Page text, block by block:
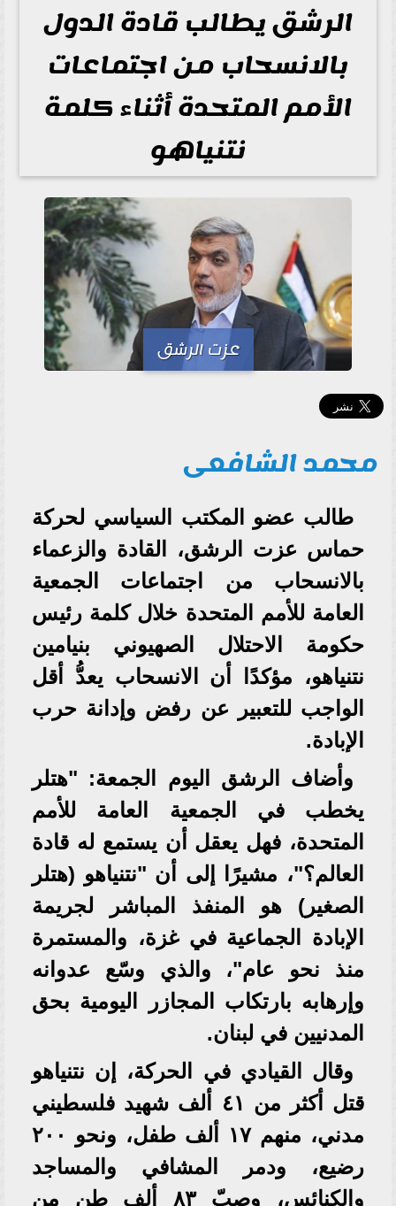
الرشق يطالب قادة الدول
بالانسحاب من اجتماعات
الأمم المتحدة أثناء كلمة
نتنياهو
عزت الرشق
محمد الشافعى
طالب عضو المكتب السياسي لحركة
حماس عزت الرشق، القادة والزعماء
بالانسحاب من اجتماعات الجمعية
العامة للأمم المتحدة خلال كلمة رئيس
حكومة الاحتلال الصهيوني بنيامين
نتنياهو، مؤكدًا أن الانسحاب يعدُّ أقل
الواجب للتعبير عن رفض وإدانة حرب
الإبادة.
وأضاف الرشق اليوم الجمعة: "هتلر
يخطب في الجمعية العامة للأمم
المتحدة، فهل يعقل أن يستمع له قادة
العالم؟"، مشيرًا إلى أن "نتنياهو (هتلر
الصغير) هو المنفذ المباشر لجريمة
الإبادة الجماعية في غزة، والمستمرة
منذ نحو عام"، والذي وسّع عدوانه
وإرهابه بارتكاب المجازر اليومية بحق
المدنيين في لبنان.
وقال القيادي في الحركة، إن نتنياهو
قتل أكثر من ٤١ ألف شهيد فلسطيني
مدني، منهم ١٧ ألف طفل، ونحو ٢٠٠
رضيع، ودمر المشافي والمساجد
والكنائس، وصبّ ٨٣ ألف طن من